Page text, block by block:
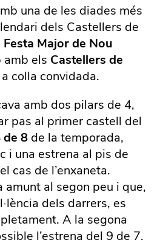
una de les diades més
dels Castellers de
Festa Major de Nou
amb els Castellers de
colla convidada.
amb dos pilars de 4,
pas al primer castell del
de 8 de la temporada,
i una estrena al pis de
cas de l’enxaneta.
amunt al segon peu i que,
dels darrers, es
A la segona
l’estrena del 9 de 7,